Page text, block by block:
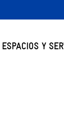
ESPACIOS Y